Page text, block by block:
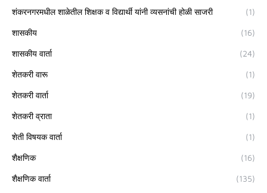
शंकरनगरमधील शाळेतील शिक्षक व विद्यार्थी यांनी व्यसनांची होळी साजरी (1)
शासकीय (16)
शासकीय वार्ता (24)
शेतकरी वारू (1)
शेतकरी वार्ता (19)
शेतकरी व्राता (1)
शेती विषयक वार्ता (1)
शैक्षणिक (16)
शैक्षणिक वार्ता (135)